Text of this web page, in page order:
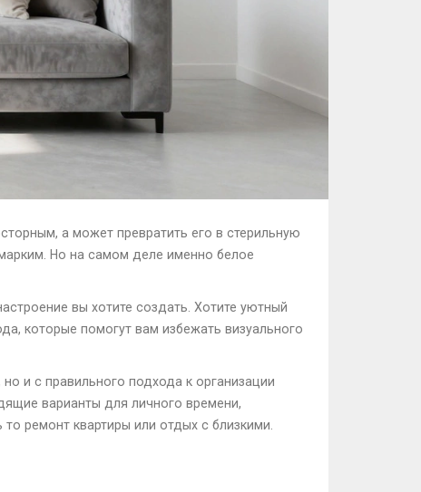
а может превратить его в стерильную
Но на самом деле именно белое
вы хотите создать. Хотите уютный
которые помогут вам избежать визуального
и с правильного подхода к организации
варианты для личного времени,
ремонт квартиры или отдых с близкими.